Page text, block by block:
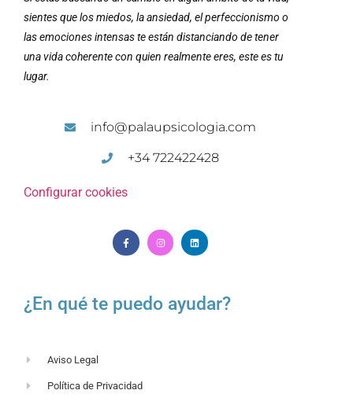
sientes que los miedos, la ansiedad, el perfeccionismo o
las emociones intensas te están distanciando de tener
una vida coherente con quien realmente eres, este es tu
lugar.
info@palaupsicologia.com
+34 722422428
Configurar cookies
¿En qué te puedo ayudar?
Aviso Legal
Política de Privacidad